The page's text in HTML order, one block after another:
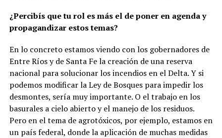
¿Percibís que tu rol es más el de poner en agenda y
propagandizar estos temas?
En lo concreto estamos viendo con los gobernadores de
Entre Ríos y de Santa Fe la creación de una reserva
nacional para solucionar los incendios en el Delta. Y si
podemos modificar la Ley de Bosques para impedir los
desmontes, sería muy importante. O el trabajo en los
basurales a cielo abierto y el manejo de los residuos.
Pero en el tema de agrotóxicos, por ejemplo, estamos en
un país federal, donde la aplicación de muchas medidas